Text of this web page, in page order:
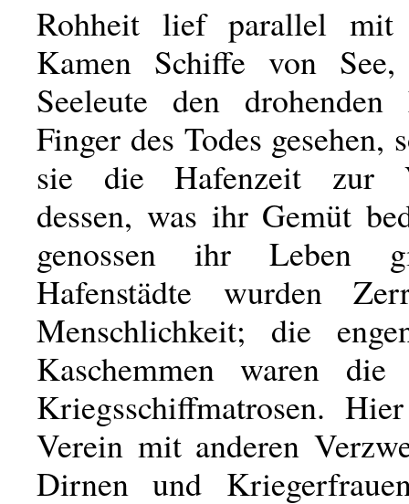
Rohheit lief parallel mit
Kamen Schiffe von
Seeleute den drohenden
Finger des Todes gesehen,
sie die Hafenzeit zur
dessen, was ihr Gemüt
genossen ihr Leben
Hafenstädte wurden
Menschlichkeit; die
Kaschemmen waren die
Kriegsschiffmatrosen.
Verein mit anderen
Dirnen und